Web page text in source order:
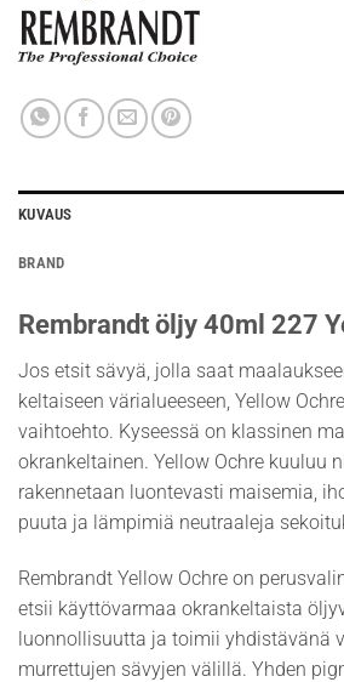
KUVAUS
BRAND
Rembrandt öljy 40ml 227
Jos etsit sävyä, jolla saat
keltaiseen värialueeseen, Yellow
vaihtoehto. Kyseessä on klassinen
okrankeltainen. Yellow Ochre kuuluu
rakennetaan luontevasti maisemia,
puuta ja lämpimiä neutraaleja
Rembrandt Yellow Ochre on
etsii käyttövarmaa okrankeltaista
luonnollisuutta ja toimii yhdistävänä
murrettujen sävyjen välillä. Yhden